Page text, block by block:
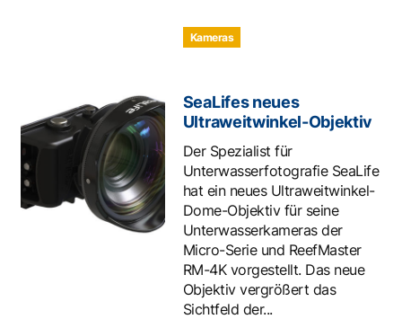
Kameras
SeaLifes neues
Ultraweitwinkel-Objektiv
Der Spezialist für
Unterwasserfotografie SeaLife
hat ein neues Ultraweitwinkel-
Dome-Objektiv für seine
Unterwasserkameras der
Micro-Serie und ReefMaster
RM-4K vorgestellt. Das neue
Objektiv vergrößert das
Sichtfeld der...